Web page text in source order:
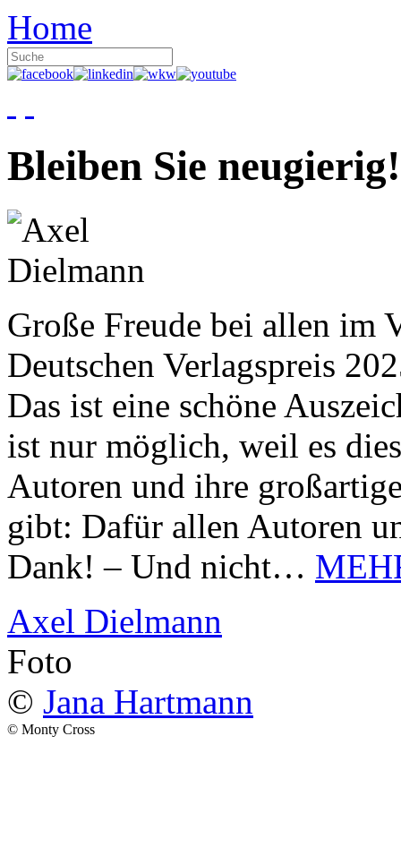
Home
Bleiben Sie neugierig!
Große Freude bei allen im
Deutschen Verlagspreis
Das ist eine schöne
ist nur möglich, weil es
Autoren und ihre
gibt: Dafür allen Autoren
Dank! – Und nicht…
Axel Dielmann
Foto
© Jana Hartmann
© Monty Cross